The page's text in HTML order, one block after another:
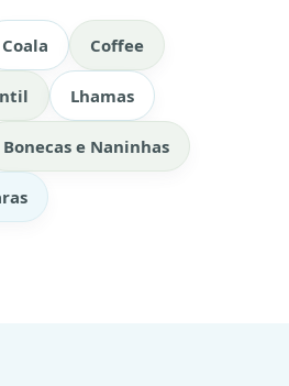
Coala Coffee
Lhamas
Bonecas e Naninhas